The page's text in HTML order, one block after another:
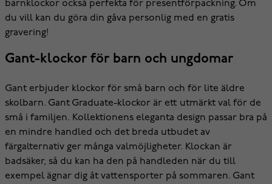
barnklockor också perfekta för presentförpackning. Om
du vill kan du göra din gåva personlig med en gratis
gravering!
Gant-klockor för barn och ungdomar
Gant erbjuder klockor för små barn och för lite äldre
skolbarn. Gant Graduate-klockor är ett utmärkt val för de
små i familjen. Kollektionens eleganta design passar bra på
en mindre handled och det breda utbudet av
färgalternativ ger många valmöjligheter. Klockan är
badsäker, så du kan ha den på handleden när du till
exempel ägnar dig åt vattensporter på sommaren. Gant